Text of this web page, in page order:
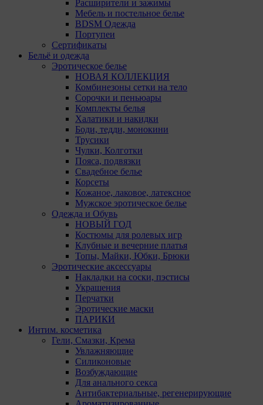
Расширители и зажимы
Мебель и постельное белье
BDSM Одежда
Портупеи
Сертификаты
Бельё и одежда
Эротическое белье
НОВАЯ КОЛЛЕКЦИЯ
Комбинезоны сетки на тело
Сорочки и пеньюары
Комплекты белья
Халатики и накидки
Боди, тедди, монокини
Трусики
Чулки, Колготки
Пояса, подвязки
Свадебное белье
Корсеты
Кожаное, лаковое, латексное
Мужское эротическое белье
Одежда и Обувь
НОВЫЙ ГОД
Костюмы для ролевых игр
Клубные и вечерние платья
Топы, Майки, Юбки, Брюки
Эротические аксессуары
Накладки на соски, пэстисы
Украшения
Перчатки
Эротические маски
ПАРИКИ
Интим. косметика
Гели, Смазки, Крема
Увлажняющие
Силиконовые
Возбуждающие
Для анального секса
Антибактериальные, регенерирующие